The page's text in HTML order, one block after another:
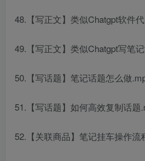
48.【写正文】类似Chatgpt软件
49.【写正文】类似Chatgpt写笔
50.【写话题】笔记话题怎么做
51.【写话题】如何高效复制话题
52.【关联商品】笔记挂车操作流